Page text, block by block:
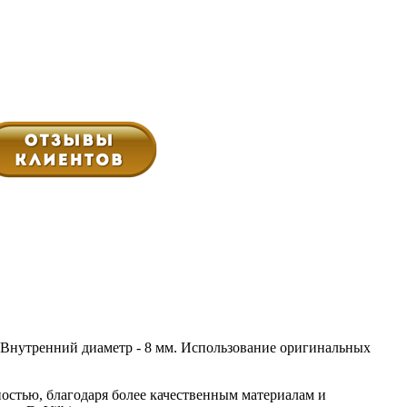
диаметр - 8 мм. Использование оригинальных
благодаря более качественным материалам и